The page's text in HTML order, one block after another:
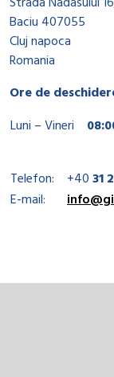
Baciu 407055
Cluj napoca
Romania
Ore de
Luni – Vineri
Telefon: +4031
E-mail: